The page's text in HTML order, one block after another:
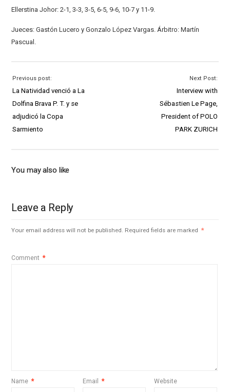
Ellerstina Johor: 2-1, 3-3, 3-5, 6-5, 9-6, 10-7 y 11-9.
Jueces: Gastón Lucero y Gonzalo López Vargas. Árbitro: Martín
Pascual.
Previous post:
La Natividad venció a La
Dolfina Brava P. T. y se
adjudicó la Copa
Sarmiento
Next Post:
Interview with
Sébastien Le Page,
President of POLO
PARK ZURICH
You may also like
Leave a Reply
Your email address will not be published. Required fields are marked *
Comment *
Name * Email * Website